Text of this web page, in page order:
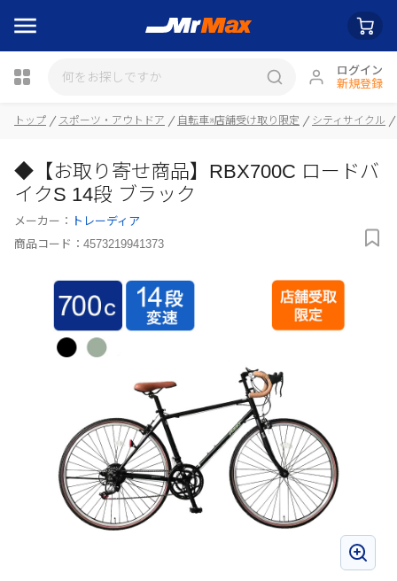
ログイン
新規登録
瓶詰
トップ スポーツ・アウトドア 自転車※店舗受け取り限定 シティサイクル
◆【お取り寄せ商品】RBX700C ロードバ
イクS 14段 ブラック
メーカー：
トレーディア
商品コード： 4573219941373